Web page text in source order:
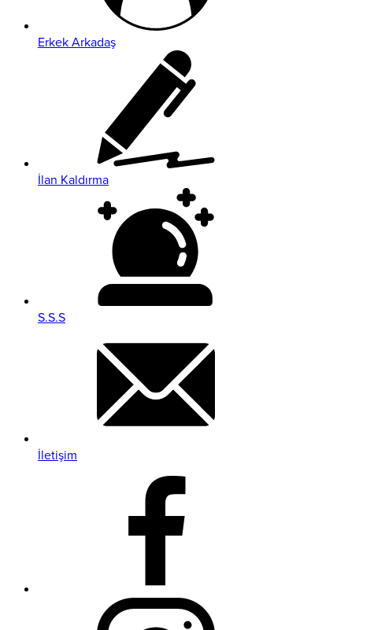
Erkek Arkadaş
İlan Kaldırma
S.S.S
İletişim